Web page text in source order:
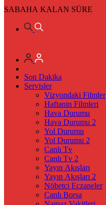
SABAHA KALAN SÜRE
Son Dakika
Servisler
Vizyondaki Filmler
Haftanin Filmleri
Hava Durumu
Hava Durumu 2
Yol Durumu
Yol Durumu 2
Canlı Tv
Canlı Tv 2
Yayın Akışları
Yayın Akışları 2
Nöbetçi Eczaneler
Canlı Borsa